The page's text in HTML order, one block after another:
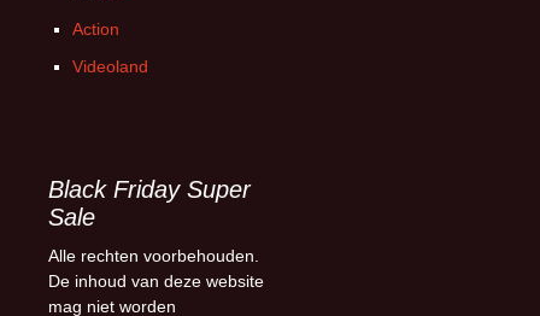
Action
Videoland
Black Friday Super
Sale
Alle rechten voorbehouden.
De inhoud van deze website
mag niet worden